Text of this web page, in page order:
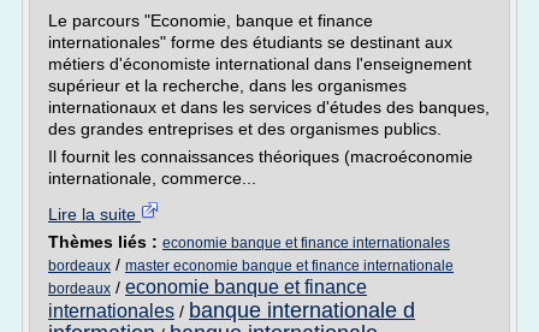
Le parcours "Economie, banque et finance
internationales" forme des étudiants se destinant aux
métiers d'économiste international dans l'enseignement
supérieur et la recherche, dans les organismes
internationaux et dans les services d'études des banques,
des grandes entreprises et des organismes publics.
Il fournit les connaissances théoriques (macroéconomie
internationale, commerce...
Lire la suite
Thèmes liés : economie banque et finance internationales
bordeaux / master economie banque et finance internationale
bordeaux / economie banque et finance
internationales / banque internationale d